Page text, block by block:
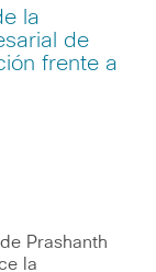
la
de
frente a
Prashanth
la